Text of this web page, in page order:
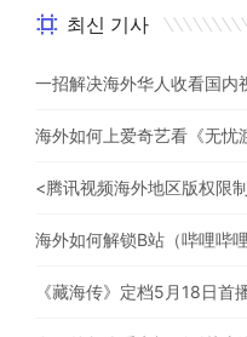
최신 기사
一招解决海外华人收看国内
《藏海传》定档5月18日首